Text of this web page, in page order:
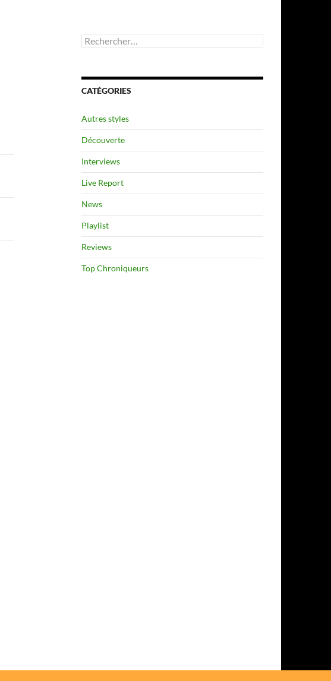
Rechercher :
CATÉGORIES
Autres styles
Découverte
Interviews
Live Report
News
Playlist
Reviews
Top Chroniqueurs